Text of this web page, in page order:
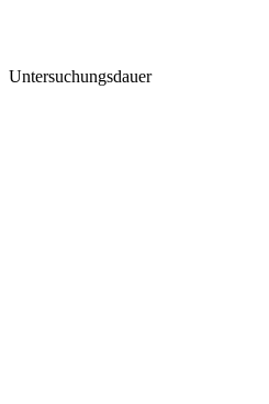
Untersuchungsdauer